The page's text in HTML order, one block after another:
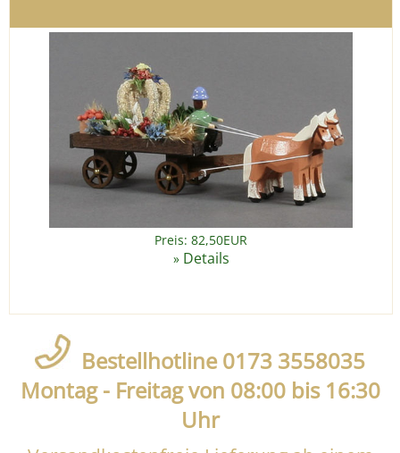
Preis: 82,50EUR
» Details
Bestellhotline 0173 3558035
Montag - Freitag von 08:00 bis 16:30
Uhr